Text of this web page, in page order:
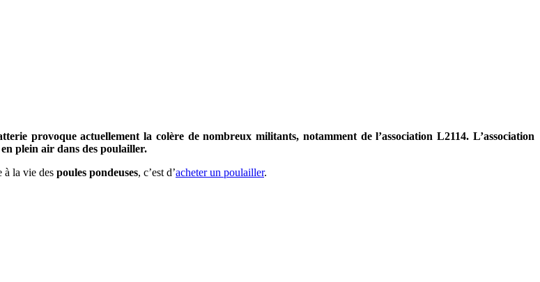
provoque actuellement la colère de nombreux militants, notamment de l’association L2114. L’association
en plein air dans des poulailler.
à la vie des poules pondeuses, c’est d’acheter un poulailler.